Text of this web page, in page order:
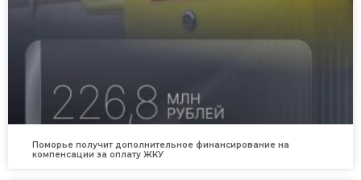
Поморье получит дополнительное финансирование на
компенсации за оплату ЖКУ